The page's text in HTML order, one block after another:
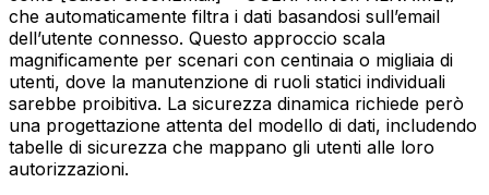
che automaticamente filtra i dati basandosi sull’email
dell’utente connesso. Questo approccio scala
magnificamente per scenari con centinaia o migliaia di
utenti, dove la manutenzione di ruoli statici individuali
sarebbe proibitiva. La sicurezza dinamica richiede però
una progettazione attenta del modello di dati, includendo
tabelle di sicurezza che mappano gli utenti alle loro
autorizzazioni.